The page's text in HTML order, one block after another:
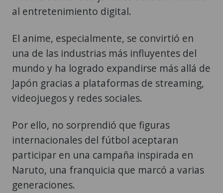
al entretenimiento digital.
El anime, especialmente, se convirtió en
una de las industrias más influyentes del
mundo y ha logrado expandirse más allá de
Japón gracias a plataformas de streaming,
videojuegos y redes sociales.
Por ello, no sorprendió que figuras
internacionales del fútbol aceptaran
participar en una campaña inspirada en
Naruto, una franquicia que marcó a varias
generaciones.